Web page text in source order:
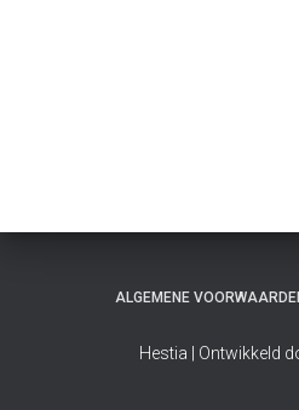
ALGEMENE
Hestia | Ontwikkeld